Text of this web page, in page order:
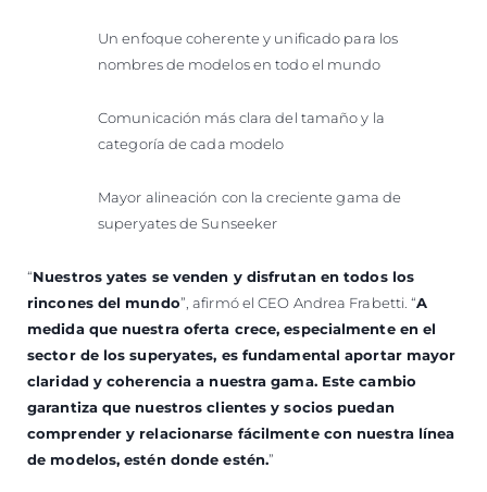
Un enfoque coherente y unificado para los
nombres de modelos en todo el mundo
Comunicación más clara del tamaño y la
categoría de cada modelo
Mayor alineación con la creciente gama de
superyates de Sunseeker
“Nuestros yates se venden y disfrutan en todos los
rincones del mundo”, afirmó el CEO Andrea Frabetti. “A
medida que nuestra oferta crece, especialmente en el
sector de los superyates, es fundamental aportar mayor
claridad y coherencia a nuestra gama. Este cambio
garantiza que nuestros clientes y socios puedan
comprender y relacionarse fácilmente con nuestra línea
de modelos, estén donde estén.”